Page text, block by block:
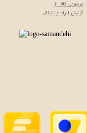
مرجوعی کالا :(
گزارش ایراد و اشکال